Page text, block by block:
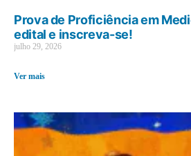
Prova de Proficiência em
edital e inscreva-se!
julho 29, 2026
Ver mais